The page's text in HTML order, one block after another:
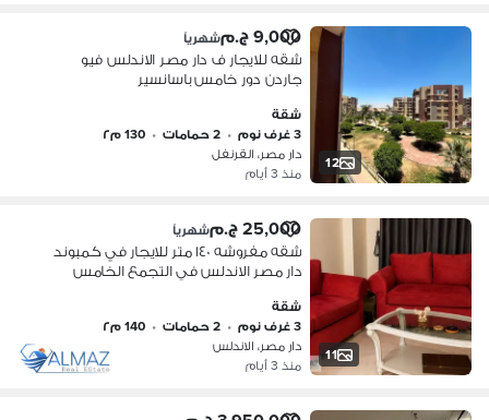
12
9,000 ج.م شهرياً
شقه للايجار ف دار مصر الاندلس فيو
جاردن دور خامس باسانسير
شقة
3 غرف نوم
• 2 حمامات • 130 م٢
دار مصر، القرنفل
منذ 3 أيام
11
25,000 ج.م شهرياً
شقه مفروشه ١٤٠ متر للايجار في كمبوند
دار مصر الاندلس في التجمع الخامس
شقة
3 غرف نوم
• 2 حمامات • 140 م٢
دار مصر، الاندلس
منذ 3 أيام